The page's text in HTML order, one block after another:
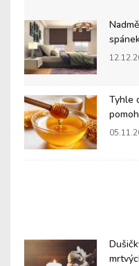
Tyhle